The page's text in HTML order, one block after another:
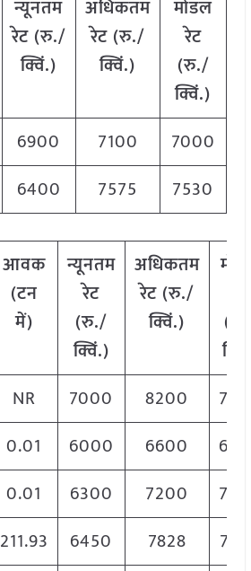
न्यूनतम
रेट (रु./
क्विं.)
अधिकतम
रेट (रु./
क्विं.)
मोडल
रेट
(रु./
क्विं.)
6900 7100
7000
6400 7575 7530
आवक
(टन
में)
न्यूनतम
रेट
(रु./
क्विं.)
अधिकतम
रेट (रु./
क्विं.)
(
NR 7000 8200
0.01 6000 6600
0.01 6300 7200
211.93 6450 7828